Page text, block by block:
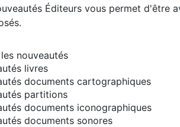
Éditeurs vous permet d'être
nouveautés
livres
documents cartographiques
partitions
documents iconographiques
documents sonores